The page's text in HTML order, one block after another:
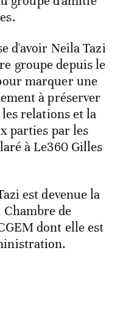
d'avoir Neila Tazi
groupe depuis le
marquer une
à préserver
relations et la
parties par les
à Le360 Gilles
est devenue la
de
dont elle est